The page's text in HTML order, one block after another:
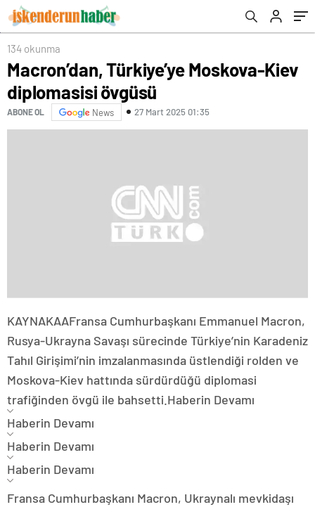
134 okunma
Macron’dan, Türkiye’ye Moskova-Kiev
diplomasisi övgüsü
ABONE OL News 27 Mart 2025 01:35
KAYNAKAAFransa Cumhurbaşkanı Emmanuel Macron,
Rusya-Ukrayna Savaşı sürecinde Türkiye’nin Karadeniz
Tahıl Girişimi’nin imzalanmasında üstlendiği rolden ve
Moskova-Kiev hattında sürdürdüğü diplomasi
trafiğinden övgü ile bahsetti. Haberin Devamı
Haberin Devamı
Haberin Devamı
Haberin Devamı
Fransa Cumhurbaşkanı Macron, Ukraynalı mevkidaşı